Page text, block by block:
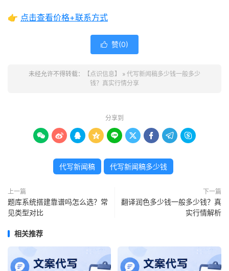
👉 点击查看价格+联系方式
 赞(0)
未经允许不得转载： 【点识信息】 » 代写新闻稿多少钱一般多少
钱？真实行情分享
分享到
        
代写新闻稿 代写新闻稿多少钱
上一篇
题库系统搭建靠谱吗怎么选？常
见类型对比
下一篇
翻译润色多少钱一般多少钱？真
实行情解析
相关推荐